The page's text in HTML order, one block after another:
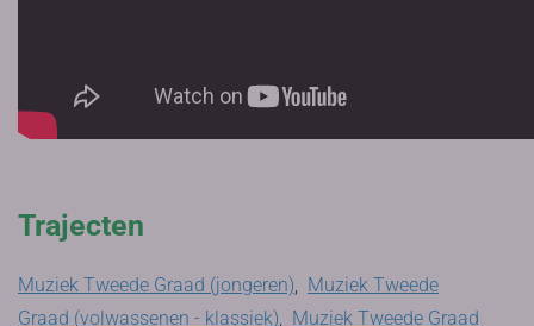
Trajecten
Muziek Tweede Graad (jongeren), Muziek Tweede
Graad (volwassenen - klassiek), Muziek Tweede Graad